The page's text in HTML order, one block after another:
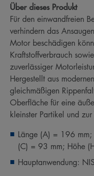
Über dieses Produkt
Für den einwandfreien
verhindern das
Motor beschädigen
Kraftstoffverbrauch
zuverlässiger
Hergestellt aus
gleichmäßigen
Oberfläche für eine
kleinster Partikel und zur
Länge (A) = 196
(C) = 93 mm; Höhe
Hauptanwendung: